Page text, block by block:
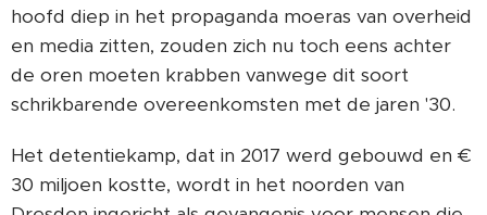
hoofd diep in het propaganda moeras van overheid
en media zitten, zouden zich nu toch eens achter
de oren moeten krabben vanwege dit soort
schrikbarende overeenkomsten met de jaren '30.
Het detentiekamp, dat in 2017 werd gebouwd en €
30 miljoen kostte, wordt in het noorden van